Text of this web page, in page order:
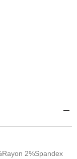
2%Spandex